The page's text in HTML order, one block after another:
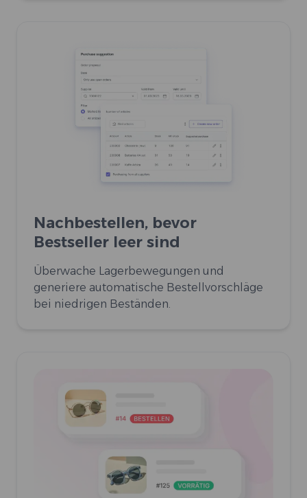
Nachbestellen, bevor
Bestseller leer sind
Überwache Lagerbewegungen und
generiere automatische Bestellvorschläge
bei niedrigen Beständen.